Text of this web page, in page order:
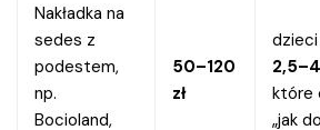
Nakładka na
sedes z
podestem,
np.
Bocioland,
50–120
zł
dzieci
które
„jak